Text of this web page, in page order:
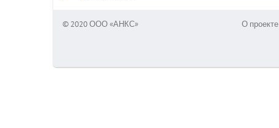
© 2020 ООО «АНКС» О проекте